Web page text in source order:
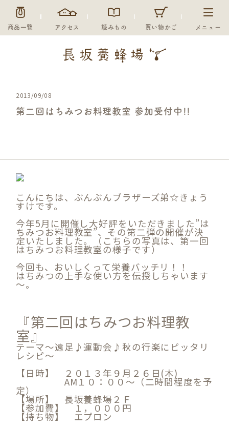
商品一覧 アクセス 読みもの 買い物かご メニュー
2013/09/08
第二回はちみつお料理教室 参加受付中!!
こんにちは、ぶんぶんブラザーズ弟☆きょう
すけです。
今年5月に開催し大好評をいただきました”は
ちみつお料理教室”、その第二弾の開催が決
定いたしました。（こちらの写真は、第一回
はちみつお料理教室の様子です）
今回も、おいしくって栄養バッチリ！！
はちみつの上手な使い方を伝授しちゃいます
～。
『第二回はちみつお料理教
室』
テーマ～遠足♪運動会♪秋の行楽にピッタリ
レシピ～
【日時】 ２０１３年９月２６日(木)
AM１０：００～（二時間程度を予
定）
【場所】 長坂養蜂場２Ｆ
【参加費】 １，０００円
【持ち物】 エプロン